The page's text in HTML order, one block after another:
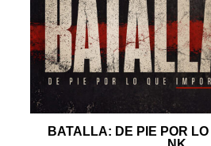
BATALLA: DE PIE POR LO